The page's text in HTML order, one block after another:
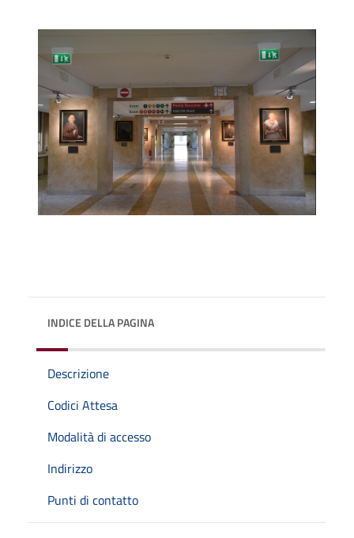
INDICE DELLA PAGINA
Descrizione
Codici Attesa
Modalità di accesso
Indirizzo
Punti di contatto